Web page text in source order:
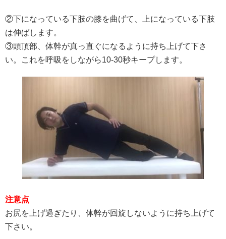
②下になっている下肢の膝を曲げて、上になっている下肢
は伸ばします。
③頭頂部、体幹が真っ直ぐになるように持ち上げて下さ
い。これを呼吸をしながら10-30秒キープします。
注意点
お尻を上げ過ぎたり、体幹が回旋しないように持ち上げて
下さい。